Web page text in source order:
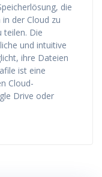
die
der Cloud zu
teilen. Die
und intuitive
ihre Dateien
ist eine
Cloud-
Drive oder